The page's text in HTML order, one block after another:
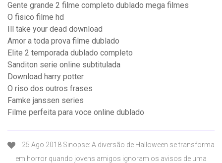
Gente grande 2 filme completo dublado mega filmes
O fisico filme hd
Ill take your dead download
Amor a toda prova filme dublado
Elite 2 temporada dublado completo
Sanditon serie online subtitulada
Download harry potter
O riso dos outros frases
Famke janssen series
Filme perfeita para voce online dublado
25 Ago 2018 Sinopse: A diversão de Halloween se transforma
em horror quando jovens amigos ignoram os avisos de uma